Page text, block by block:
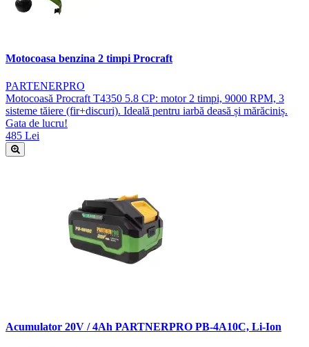
Motocoasa benzina 2 timpi Procraft
PARTENERPRO
Motocoasă Procraft T4350 5.8 CP: motor 2 timpi, 9000 RPM, 3
sisteme tăiere (fir+discuri). Ideală pentru iarbă deasă și mărăciniș.
Gata de lucru!
485 Lei
Acumulator 20V / 4Ah PARTNERPRO PB-4A10C, Li-Ion